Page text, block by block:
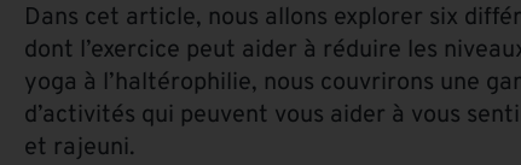
Dans cet article, nous allons explorer six
dont l’exercice peut aider à réduire les
yoga à l’haltérophilie, nous couvrirons une
d’activités qui peuvent vous aider à vous
et rajeuni.